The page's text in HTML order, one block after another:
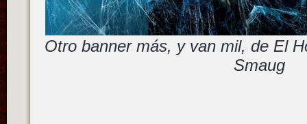
Otro banner más, y van mil, de El
Smaug